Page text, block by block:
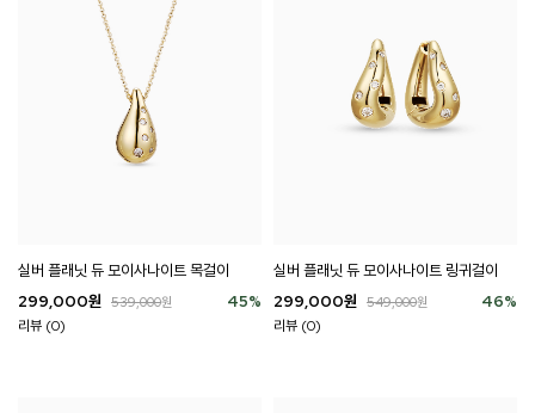
실버 플래닛 듀 모이사나이트 목걸이
45%
299,000원 539,000원
리뷰 (0)
실버 플래닛 듀 모이사나이트 링귀걸이
46%
299,000원 549,000원
리뷰 (0)